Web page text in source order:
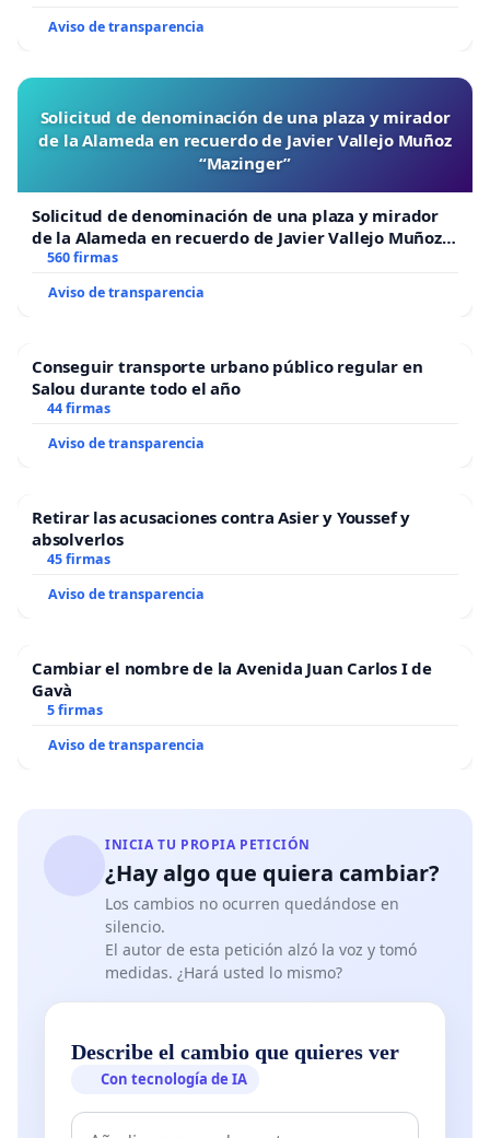
Aviso de transparencia
Solicitud de denominación de una plaza y mirador
de la Alameda en recuerdo de Javier Vallejo Muñoz
“Mazinger”
Solicitud de denominación de una plaza y mirador
de la Alameda en recuerdo de Javier Vallejo Muñoz
“Mazinger”
560 firmas
Aviso de transparencia
Conseguir transporte urbano público regular en
Salou durante todo el año
44 firmas
Aviso de transparencia
Retirar las acusaciones contra Asier y Youssef y
absolverlos
45 firmas
Aviso de transparencia
Cambiar el nombre de la Avenida Juan Carlos I de
Gavà
5 firmas
Aviso de transparencia
INICIA TU PROPIA PETICIÓN
¿Hay algo que quiera cambiar?
Los cambios no ocurren quedándose en
silencio.
El autor de esta petición alzó la voz y tomó
medidas. ¿Hará usted lo mismo?
Describe el cambio que quieres ver
Con tecnología de IA